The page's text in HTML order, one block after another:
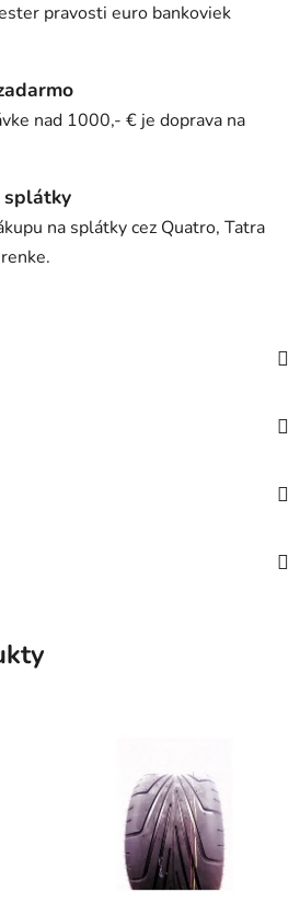
pravosti euro bankoviek
nad 1000,- € je doprava na
splátky
na splátky cez Quatro, Tatra